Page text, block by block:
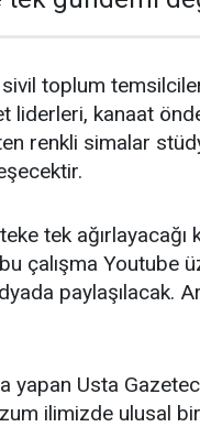
toplum
liderleri, kanaat
renkli simalar
tek ağırlayacağı
çalışma Youtube
paylaşılacak.
yapan Usta
ilimizde ulusal